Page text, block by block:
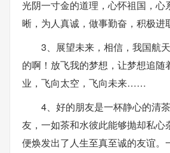
光阴一寸金的道理，心怀祖国，心
晰，为人真诚，做事勤奋，积极进
3、展望未来，相信，我国航
的啊！放飞我的梦想，让梦想追随
业，飞向太空，飞向未来……
4、好的朋友是一杯静心的清
友，一如茶和水彼此能够抛却私心
便焕发出了人生至真至诚的友谊。